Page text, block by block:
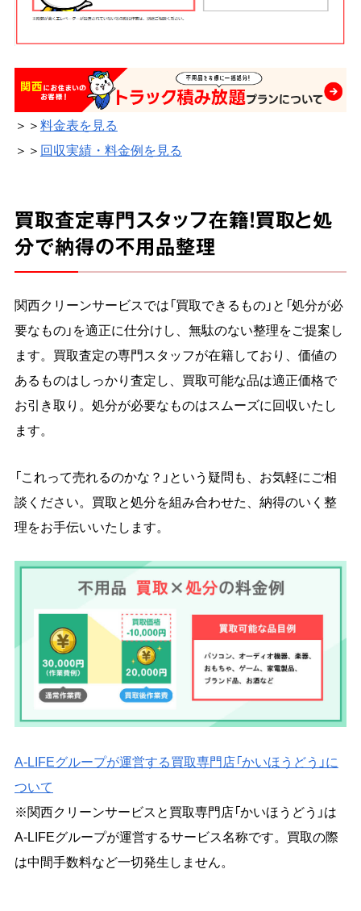
＞＞料金表を見る
＞＞ 回収実績・料金例を見る
買取査定専門スタッフ在籍！買取と処
分で納得の不用品整理
関西クリーンサービスでは「買取できるもの」と「処分が必
要なもの」を適正に仕分けし、無駄のない整理をご提案し
ます。買取査定の専門スタッフが在籍しており、価値の
あるものはしっかり査定し、買取可能な品は適正価格で
お引き取り。処分が必要なものはスムーズに回収いたし
ます。
「これって売れるのかな？」という疑問も、お気軽にご相
談ください。買取と処分を組み合わせた、納得のいく整
理をお手伝いいたします。
A-LIFEグループが運営する買取専門店「かいほうどう」に
ついて
※関西クリーンサービスと買取専門店「かいほうどう」は
A-LIFEグループが運営するサービス名称です。買取の際
は中間手数料など一切発生しません。